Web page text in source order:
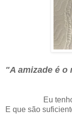
"A amizade é
Eu
E que são